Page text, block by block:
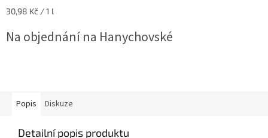
Měrná
30,98 Kč / 1 l
Na objednání na Hanychovské
Popis Diskuze
Detailní popis produktu